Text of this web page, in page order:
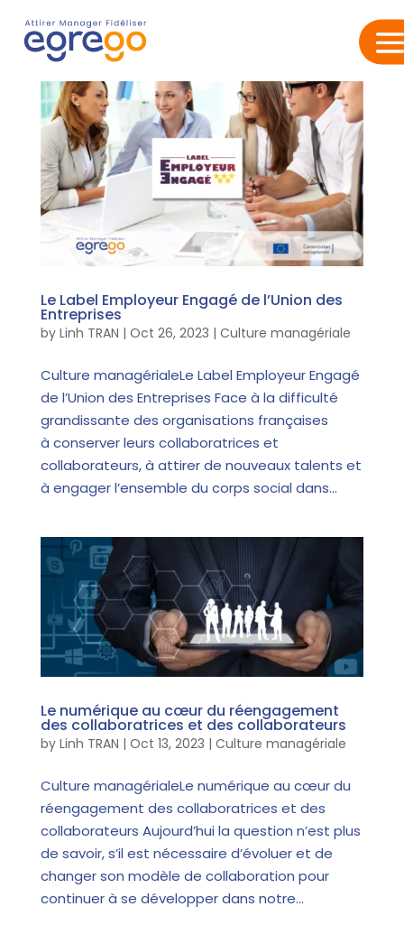
Le Label Employeur Engagé de l’Union des
Entreprises
by Linh TRAN | Oct 26, 2023 | Culture managériale
Culture managérialeLe Label Employeur Engagé
de l’Union des Entreprises Face à la difficulté
grandissante des organisations françaises
à conserver leurs collaboratrices et
collaborateurs, à attirer de nouveaux talents et
à engager l’ensemble du corps social dans...
Le numérique au cœur du réengagement
des collaboratrices et des collaborateurs
by Linh TRAN | Oct 13, 2023 | Culture managériale
Culture managérialeLe numérique au cœur du
réengagement des collaboratrices et des
collaborateurs Aujourd’hui la question n’est plus
de savoir, s’il est nécessaire d’évoluer et de
changer son modèle de collaboration pour
continuer à se développer dans notre...